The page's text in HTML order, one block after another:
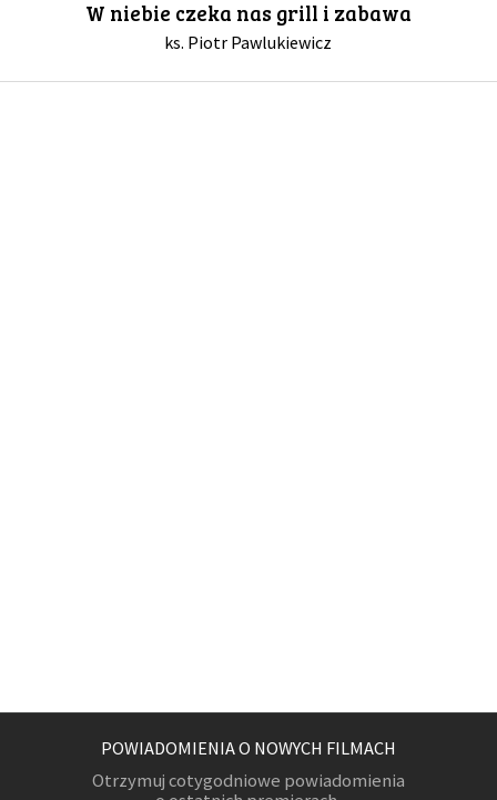
W niebie czeka nas grill i zabawa
ks. Piotr Pawlukiewicz
POWIADOMIENIA O NOWYCH FILMACH
Otrzymuj cotygodniowe powiadomienia